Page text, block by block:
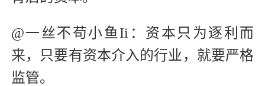
@一丝不苟小鱼Ii：资本只为逐利而
来，只要有资本介入的行业，就要严格
监管。